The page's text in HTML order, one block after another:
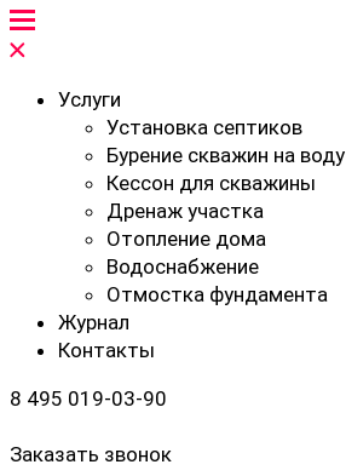
Услуги
Установка септиков
Бурение скважин на воду
Кессон для скважины
Дренаж участка
Отопление дома
Водоснабжение
Отмостка фундамента
Журнал
Контакты
8 495 019-03-90
Заказать звонок